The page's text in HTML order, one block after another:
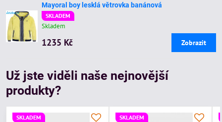
Mayoral boy lesklá větrovka banánová
SKLADEM
Skladem
1235 Kč Zobrazit
Už jste viděli naše nejnovější
produkty?
SKLADEM SKLADEM